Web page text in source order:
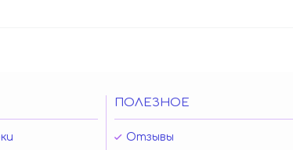
ПОЛЕЗНОЕ
Отзывы